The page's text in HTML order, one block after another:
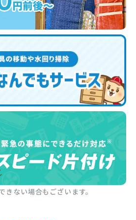
ない場合もございます。